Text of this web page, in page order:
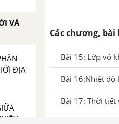
VÀ
ĐỊA
Các chương, bài
Bài 15: Lớp vỏ
Bài 16:Nhiệt độ
Bài 17: Thời